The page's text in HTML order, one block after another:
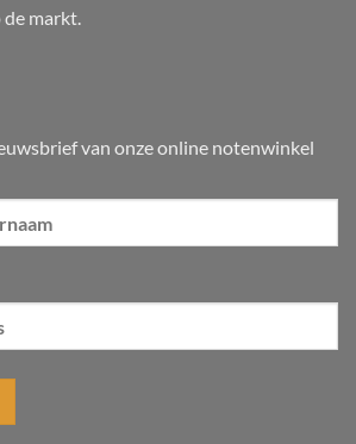
markt.
van onze online notenwinkel